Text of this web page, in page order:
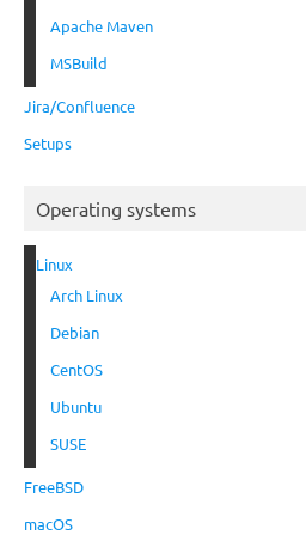
Apache Maven
MSBuild
Jira/Confluence
Setups
Operating systems
Linux
Arch Linux
Debian
CentOS
Ubuntu
SUSE
FreeBSD
macOS